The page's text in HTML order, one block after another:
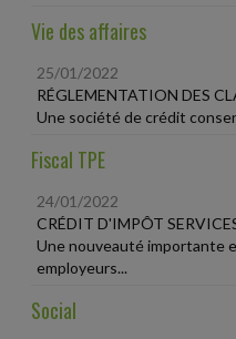
Vie des affaires
25/01/2022
RÉGLEMENTATION DES
Une société de crédit
Fiscal TPE
24/01/2022
CRÉDIT D'IMPÔT
Une nouveauté importante
employeurs...
Social